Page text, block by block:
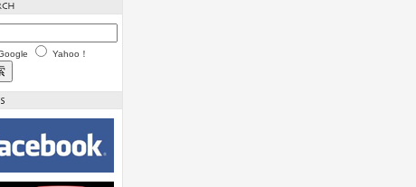
Yahoo！